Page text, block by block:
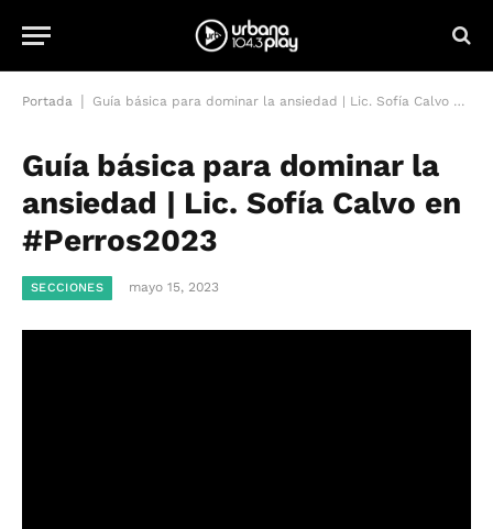
Portada Guía básica para dominar la ansiedad | Lic. Sofía Calvo en #Perros2023
Guía básica para dominar la
ansiedad | Lic. Sofía Calvo en
#Perros2023
SECCIONES mayo 15, 2023